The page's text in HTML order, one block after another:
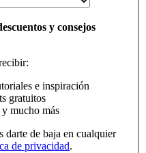
y consejos
e inspiración
gratuitos
y mucho más
darte de baja en cualquier
de privacidad.